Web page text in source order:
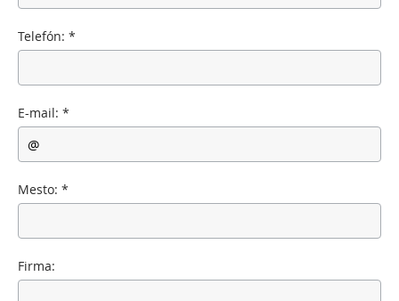
Telefón: *
E-mail: *
Mesto: *
Firma: